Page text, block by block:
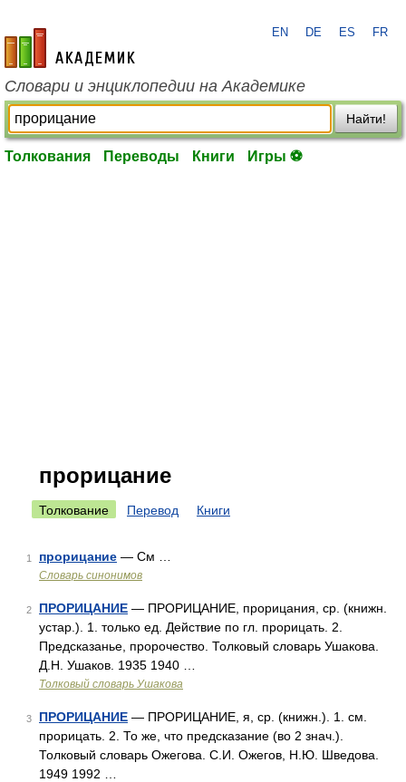
academic.ru
EN DE ES FR
Словари и энциклопедии на Академике
Найти!
Толкования Переводы Книги Игры ⚽
прорицание
Толкование Перевод Книги
1 прорицание — См …
Словарь синонимов
2 ПРОРИЦАНИЕ — ПРОРИЦАНИЕ, прорицания, ср. (книжн.
устар.). 1. только ед. Действие по гл. прорицать. 2.
Предсказанье, пророчество. Толковый словарь Ушакова.
Д.Н. Ушаков. 1935 1940 …
Толковый словарь Ушакова
3 ПРОРИЦАНИЕ — ПРОРИЦАНИЕ, я, ср. (книжн.). 1. см.
прорицать. 2. То же, что предсказание (во 2 знач.).
Толковый словарь Ожегова. С.И. Ожегов, Н.Ю. Шведова.
1949 1992 …